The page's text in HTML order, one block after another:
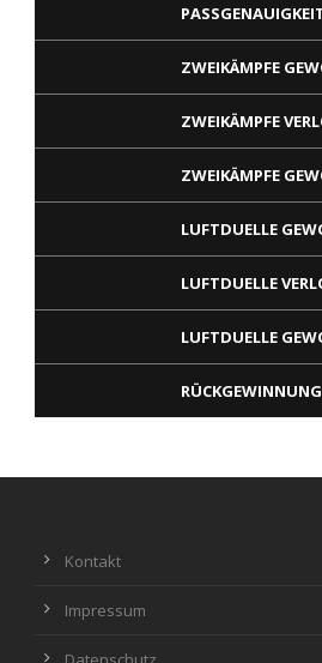
ZWEIKÄMPFE
ZWEIKÄMPFE
ZWEIKÄMPFE
LUFTDUELLE
LUFTDUELLE
LUFTDUELLE
Kontakt
Impressum